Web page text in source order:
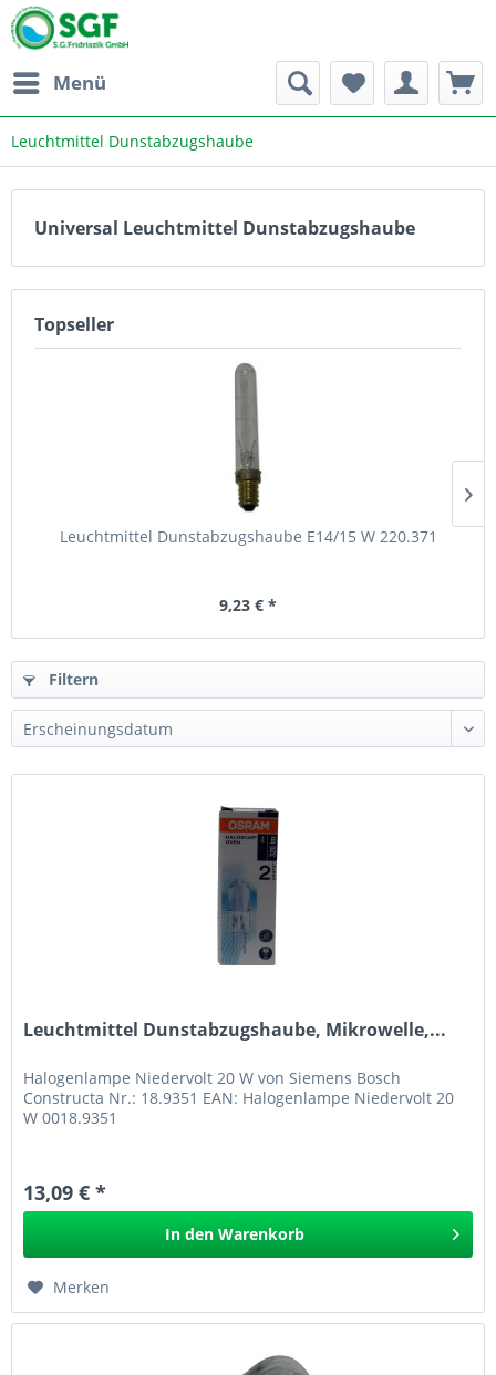
Menü
Leuchtmittel Dunstabzugshaube
Universal Leuchtmittel Dunstabzugshaube
Topseller
Leuchtmittel Dunstabzugshaube E14/15 W 220.371
9,23 € *
Filtern
Leuchtmittel Dunstabzugshaube, Mikrowelle,...
Halogenlampe Niedervolt 20 W von Siemens Bosch
Constructa Nr.: 18.9351 EAN: Halogenlampe Niedervolt 20
W 0018.9351
13,09 € *
In den Warenkorb
Merken